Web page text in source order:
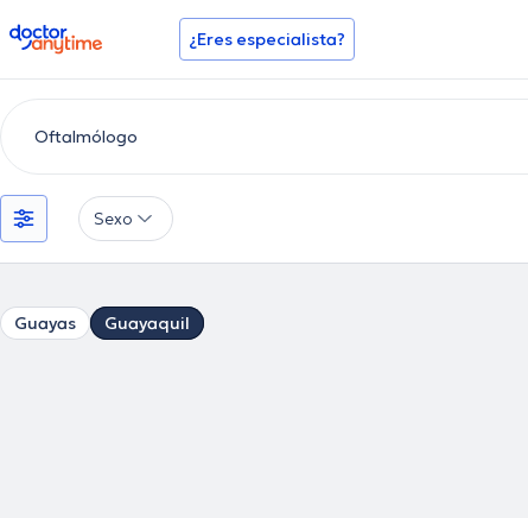
doctoranytime ¿Eres especialista?
Sexo
Guayas Guayaquil